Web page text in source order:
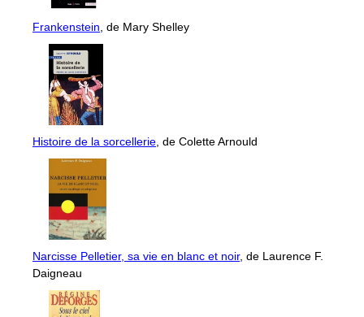
Frankenstein, de Mary Shelley
Histoire de la sorcellerie, de Colette Arnould
Narcisse Pelletier, sa vie en blanc et noir, de Laurence F.
Daigneau